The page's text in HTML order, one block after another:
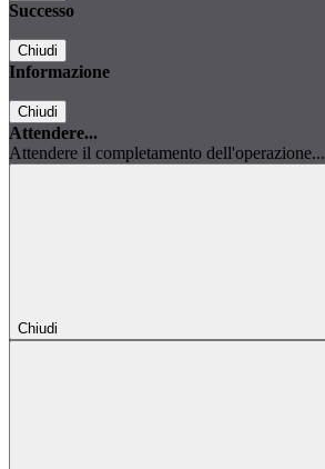
Successo
Chiudi
Informazione
Chiudi
Attendere...
Attendere il completamento dell'operazione...
Chiudi